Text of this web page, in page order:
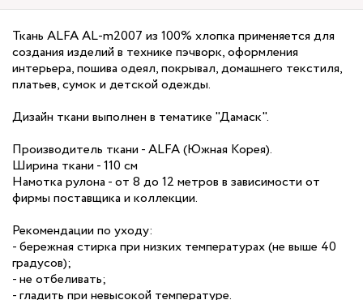
Ткань ALFA AL-m2007 из 100% хлопка применяется для
создания изделий в технике пэчворк, оформления
интерьера, пошива одеял, покрывал, домашнего текстиля,
платьев, сумок и детской одежды.
Дизайн ткани выполнен в тематике "Дамаск".
Производитель ткани - ALFA (Южная Корея).
Ширина ткани - 110 см
Намотка рулона - от 8 до 12 метров в зависимости от
фирмы поставщика и коллекции.
Рекомендации по уходу:
- бережная стирка при низких температурах (не выше 40
градусов);
- не отбеливать;
- гладить при невысокой температуре.